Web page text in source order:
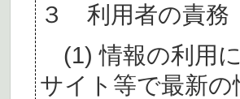
３ 利用者の責務
(1) 情報の利用
サイト等で最新